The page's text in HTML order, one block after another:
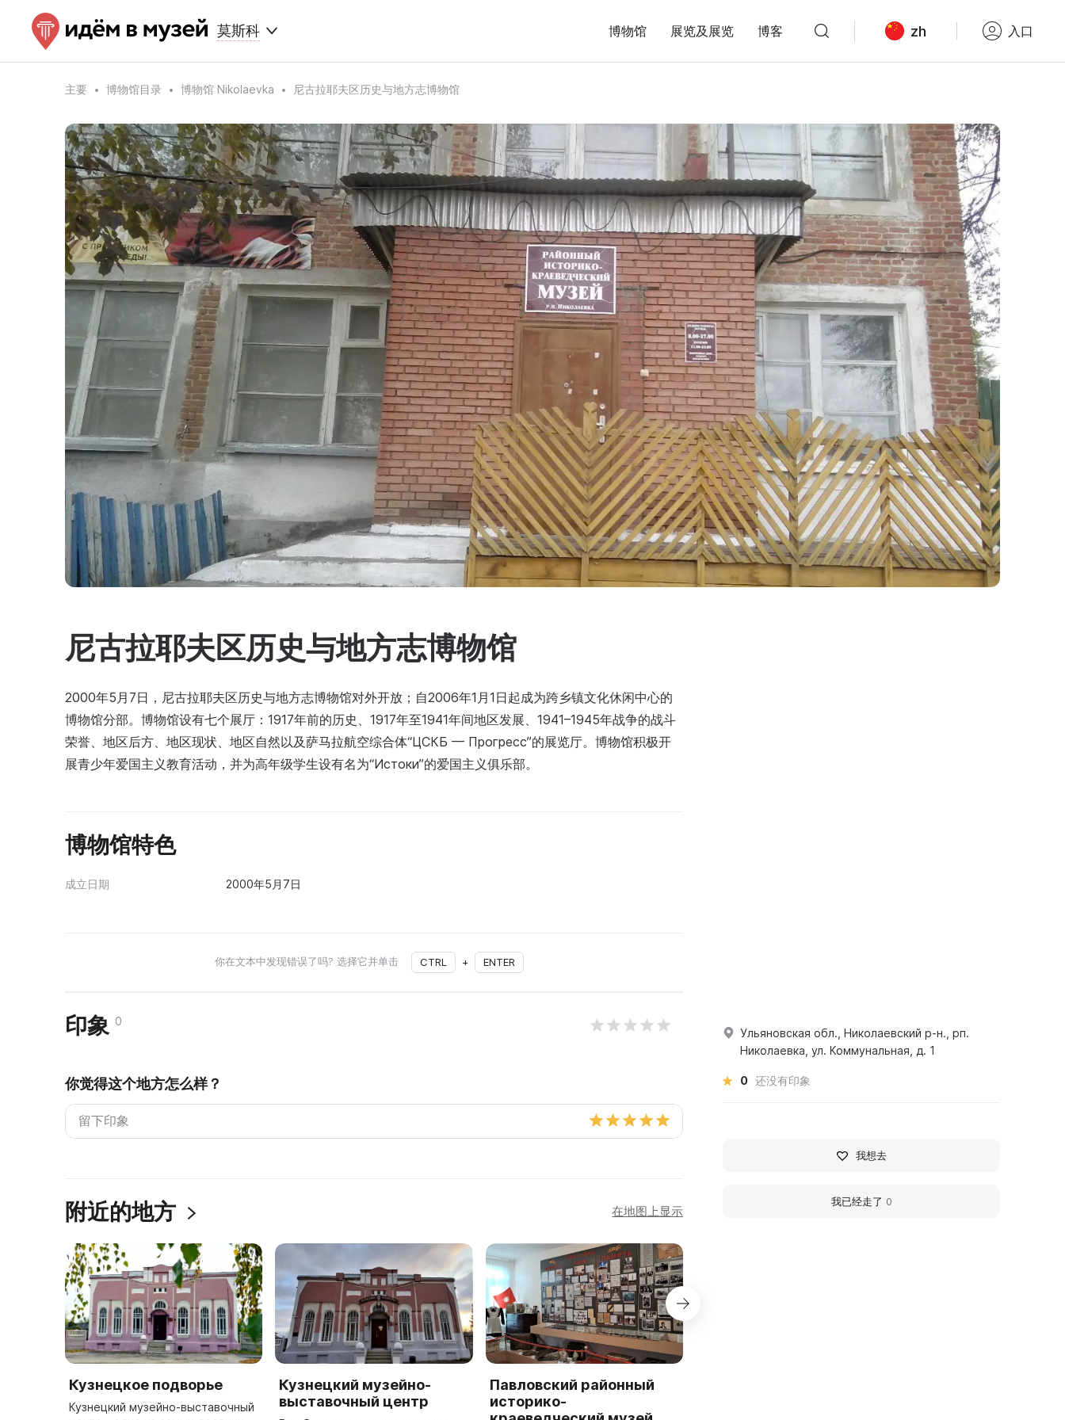
莫斯科 博物馆 展览及展览 博客 zh 入口
主要 博物馆目录 博物馆 Nikolaevka 尼古拉耶夫区历史与地方志博物馆
尼古拉耶夫区历史与地方志博物馆
2000年5月7日，尼古拉耶夫区历史与地方志博物馆对外开放；自2006年1月1日起成为跨乡镇文化休闲中心的
博物馆分部。博物馆设有七个展厅：1917年前的历史、1917年至1941年间地区发展、1941–1945年战争的战斗
荣誉、地区后方、地区现状、地区自然以及萨马拉航空综合体“ЦСКБ — Прогресс”的展览厅。博物馆积极开
展青少年爱国主义教育活动，并为高年级学生设有名为“Истоки”的爱国主义俱乐部。
博物馆特色
成立日期 2000年5月7日
你在文本中发现错误了吗? 选择它并单击 CTRL + ENTER
印象 0
你觉得这个地方怎么样？
附近的地方 在地图上显示
Кузнецкое подворье
Кузнецкий музейно-выставочный
Кузнецкий музейно-
выставочный центр
Павловский районный
историко-
Ульяновская обл., Николаевский р-н., рп.
Николаевка, ул. Коммунальная, д. 1
0 还没有印象
我想去
我已经走了 0